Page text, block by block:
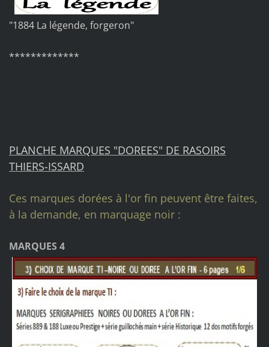
"1884 La légende, forgeron"
*************
PLANCHE MARQUES "DOREES" DE RASOIRS
THIERS-ISSARD
Ces marques dorées à l'or fin peuvent être faites,
à la demande, en marquage noir :
MARQUES 4